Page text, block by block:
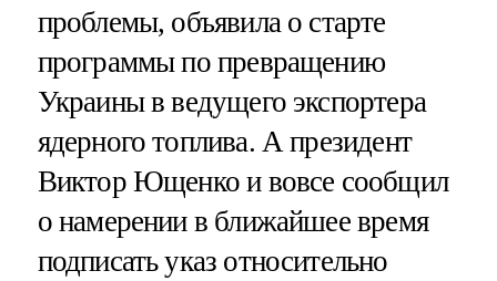
проблемы, объявила о старте
программы по превращению
Украины в ведущего экспортера
ядерного топлива. А президент
Виктор Ющенко и вовсе сообщил
о намерении в ближайшее время
подписать указ относительно